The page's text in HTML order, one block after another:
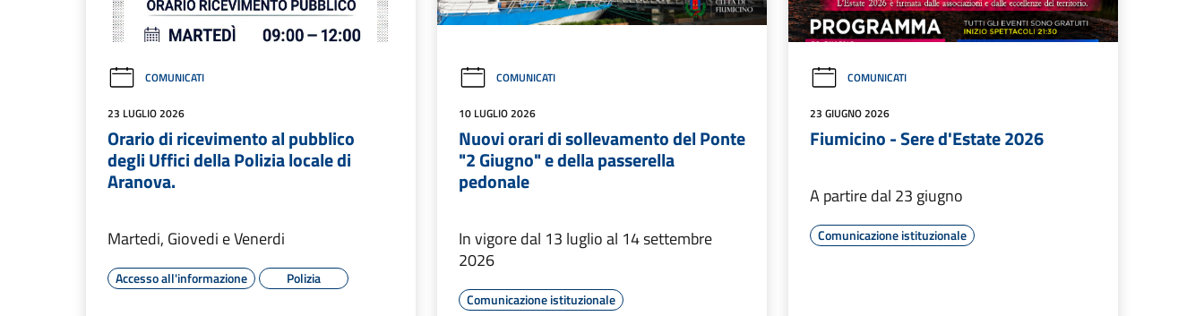
COMUNICATI
23 LUGLIO 2026
Orario di ricevimento al pubblico
degli Uffici della Polizia locale di
Aranova.
Martedi, Giovedi e Venerdi
Accesso all'informazione Polizia
COMUNICATI
10 LUGLIO 2026
Nuovi orari di sollevamento del Ponte
"2 Giugno" e della passerella
pedonale
In vigore dal 13 luglio al 14 settembre
2026
Comunicazione istituzionale
COMUNICATI
23 GIUGNO 2026
Fiumicino - Sere d'Estate 2026
A partire dal 23 giugno
Comunicazione istituzionale